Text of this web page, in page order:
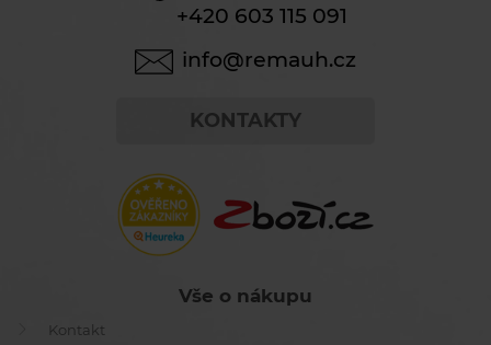
+420 603 115 091
info@remauh.cz
KONTAKTY
Vše o nákupu
Kontakt